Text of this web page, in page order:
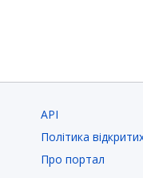
API
Політика
Про портал